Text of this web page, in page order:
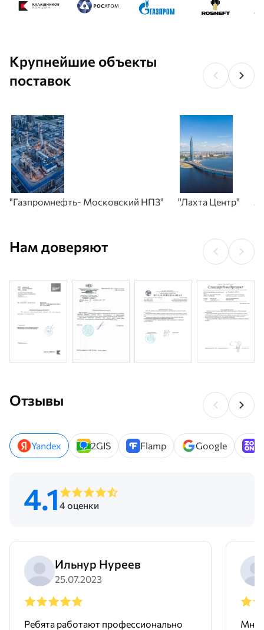
Крупнейшие объекты
поставок
"Газпромнефть- Московский НПЗ" "Лахта Центр"
Нам доверяют
Отзывы
Yandex 2GIS Flamp Google
4.1 4 оценки
Ильнур Нуреев
25.07.2023
Ребята работают профессионально
Мне